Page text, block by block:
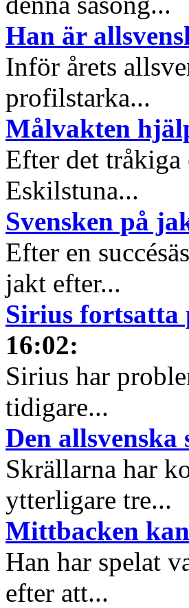
Han är
Inför årets
profilstarka...
Målvakten
Efter det
Eskilstuna...
Svensken på
Efter en
jakt efter...
Sirius fortsatta
16:02:
Sirius har
tidigare...
Den
Skrällarna har
ytterligare tre...
Mittbacken
Han har spelat
efter att...